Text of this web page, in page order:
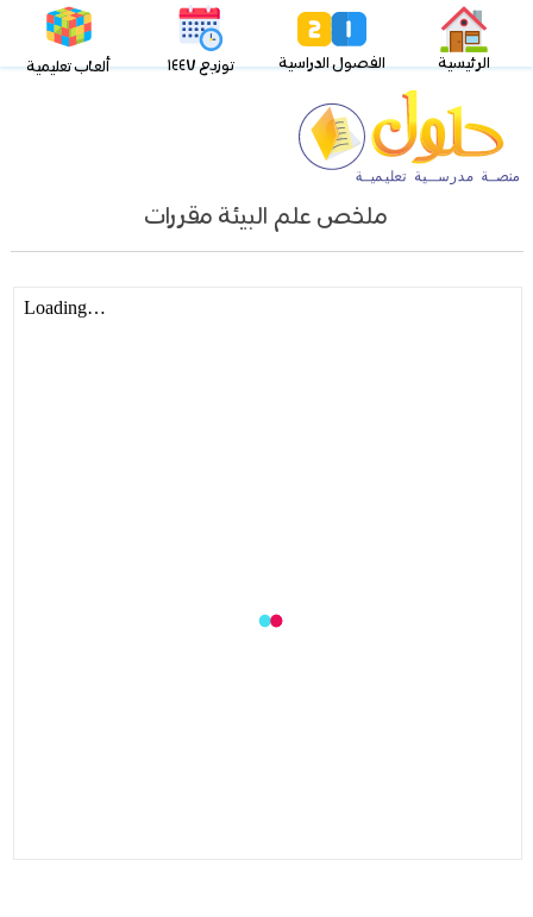
الرئيسية الفصول الدراسية توزيع ١٤٤٧ ألعاب تعليمية
ملخص علم البيئة مقررات